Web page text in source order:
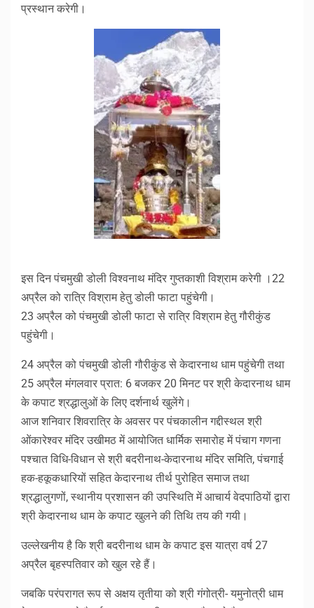
प्रस्थान करेगी।
इस दिन पंचमुखी डोली विश्वनाथ मंदिर गुप्तकाशी विश्राम करेगी ।22
अप्रैल को रात्रि विश्राम हेतु डोली फाटा पहुंचेगी।
23 अप्रैल को पंचमुखी डोली फाटा से रात्रि विश्राम हेतु गौरीकुंड
पहुंचेगी।
24 अप्रैल को पंचमुखी डोली गौरीकुंड से केदारनाथ धाम पहुंचेगी तथा
25 अप्रैल मंगलवार प्रात: 6 बजकर 20 मिनट पर श्री केदारनाथ धाम
के कपाट श्रद्धालुओं के लिए दर्शनार्थ खुलेंगे।
आज शनिवार शिवरात्रि के अवसर पर पंचकालीन गद्दीस्थल श्री
ओंकारेश्वर मंदिर उखीमठ में आयोजित धार्मिक समारोह में पंचाग गणना
पश्चात विधि-विधान से श्री बदरीनाथ-केदारनाथ मंदिर समिति, पंचगाई
हक-हकूकधारियों सहित केदारनाथ तीर्थ पुरोहित समाज तथा
श्रद्धालुगणों, स्थानीय प्रशासन की उपस्थिति में आचार्य वेदपाठियों द्वारा
श्री केदारनाथ धाम के कपाट खुलने की तिथि तय की गयी।
उल्लेखनीय है कि श्री बदरीनाथ धाम के कपाट इस यात्रा वर्ष 27
अप्रैल बृहस्पतिवार को खुल रहे हैं।
जबकि परंपरागत रूप से अक्षय तृतीया को श्री गंगोत्री- यमुनोत्री धाम